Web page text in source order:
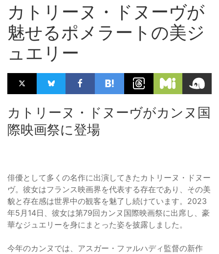
カトリーヌ・ドヌーヴが
魅せるポメラートの美ジ
ュエリー
カトリーヌ・ドヌーヴがカンヌ国
際映画祭に登場
俳優として多くの名作に出演してきたカトリーヌ・ドヌー
ヴ。彼女はフランス映画界を代表する存在であり、その美
貌と存在感は世界中の観客を魅了し続けています。2023
年5月14日、彼女は第79回カンヌ国際映画祭に出席し、豪
華なジュエリーを身にまとった姿を披露しました。
今年のカンヌでは、アスガー・ファルハディ監督の新作